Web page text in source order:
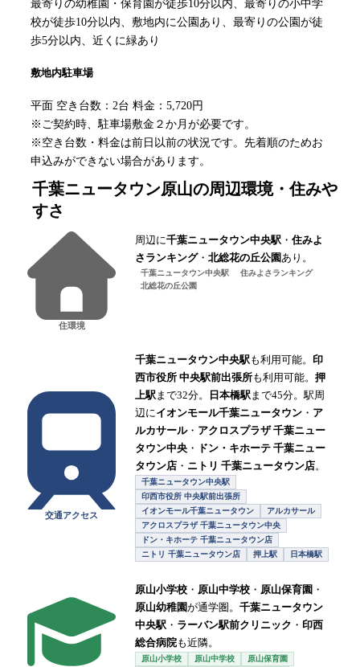
最寄りの幼稚園・保育園が徒歩10分以内、最寄りの小中学
校が徒歩10分以内、敷地内に公園あり、最寄りの公園が徒
歩5分以内、近くに緑あり
敷地内駐車場
平面 空き台数：2台 料金：5,720円
※ご契約時、駐車場敷金２か月が必要です。
※空き台数・料金は前日以前の状況です。先着順のためお
申込みができない場合があります。
千葉ニュータウン原山の周辺環境・住みや
すさ
住環境
周辺に千葉ニュータウン中央駅 ・ 住みよ
さランキング・ 北総花の丘公園あり。
千葉ニュータウン中央駅
住みよさランキング
北総花の丘公園
交通アクセス
千葉ニュータウン中央駅も利用可能。 印
西市役所 中央駅前出張所も利用可能。 押
上駅 まで32分。 日本橋駅 まで45分。駅周
辺にイオンモール千葉ニュータウン ・ ア
ルカサール・ アクロスプラザ 千葉ニュー
タウン中央 ・ ドン・キホーテ 千葉ニュー
タウン店 ・ ニトリ 千葉ニュータウン店。
千葉ニュータウン中央駅
印西市役所 中央駅前出張所
イオンモール千葉ニュータウン
アルカサール
アクロスプラザ 千葉ニュータウン中央
ドン・キホーテ 千葉ニュータウン店
ニトリ 千葉ニュータウン店
押上駅 日本橋駅
原山小学校 ・ 原山中学校 ・ 原山保育園 ・
原山幼稚園が通学圏。 千葉ニュータウン
中央駅 ・ ラーバン駅前クリニック ・ 印西
総合病院も近隣。
原山小学校 原山中学校
原山保育園